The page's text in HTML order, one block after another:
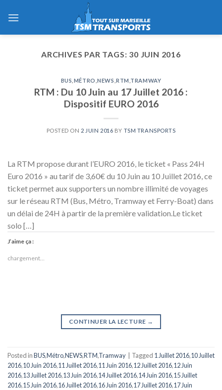
ARCHIVES PAR TAGS: 30 JUIN 2016
BUS MÉTRO ,NEWS ,RTM TRAMWAY
RTM : Du 10 Juin au 17 Juillet 2016 :
Dispositif EURO 2016
POSTED ON 2 JUIN 2016 BY TSM TRANSPORTS
La RTM propose durant l’EURO 2016, le ticket « Pass 24H
Euro 2016 » au tarif de 3,60€ du 10 Juin au 10 Juillet 2016, ce
ticket permet aux supporters un nombre illimité de voyages
sur le réseau RTM (Bus, Métro, Tramway et Ferry-Boat) dans
un délai de 24H à partir de la première validation.Le ticket
solo […]
J’aime ça :
chargement…
CONTINUER LA LECTURE →
Posted inBUS,Métro,NEWS,RTM,Tramway Tagged 1 Juillet 2016,10 Juillet
2016,10 Juin 2016,11 Juillet 2016,11 Juin 2016,12 Juillet 2016,12 Juin
2016,13 Juillet 2016,13 Juin 2016,14 Juillet 2016,14 Juin 2016,15 Juillet
2016,15 Juin 2016,16 Juillet 2016,16 Juin 2016,17 Juillet 2016,17 Juin